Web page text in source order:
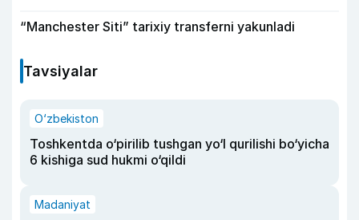
“Manchester Siti” tarixiy transferni yakunladi
Tavsiyalar
O‘zbekiston
Toshkentda o‘pirilib tushgan yo‘l qurilishi bo‘yicha
6 kishiga sud hukmi o‘qildi
Madaniyat